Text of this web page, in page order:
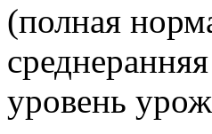
(полная
уровень